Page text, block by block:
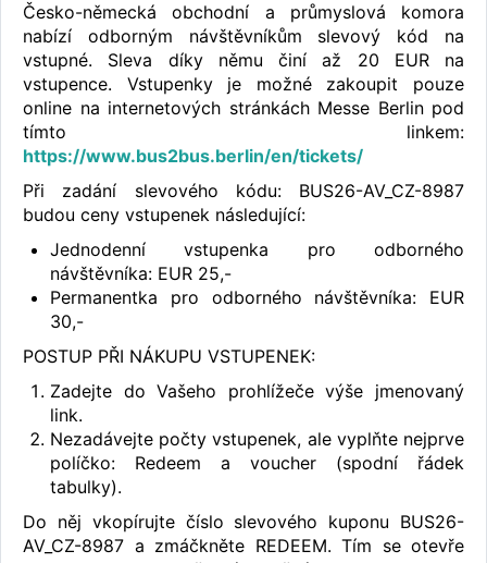
Česko-německá obchodní a průmyslová komora
nabízí odborným návštěvníkům slevový kód na
vstupné. Sleva díky němu činí až 20 EUR na
vstupence. Vstupenky je možné zakoupit pouze
online na internetových stránkách Messe Berlin pod
tímto linkem:
https://www.bus2bus.berlin/en/tickets/
Při zadání slevového kódu: BUS26-AV_CZ-8987
budou ceny vstupenek následující:
Jednodenní vstupenka pro odborného
návštěvníka: EUR 25,-
Permanentka pro odborného návštěvníka: EUR
30,-
POSTUP PŘI NÁKUPU VSTUPENEK:
Zadejte do Vašeho prohlížeče výše jmenovaný
link.
Nezadávejte počty vstupenek, ale vyplňte nejprve
políčko: Redeem a voucher (spodní řádek
tabulky).
Do něj vkopírujte číslo slevového kuponu BUS26-
AV_CZ-8987 a zmáčkněte REDEEM. Tím se otevře